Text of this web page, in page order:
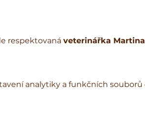
respektovaná veterinářka
analytiky a funkčních souborů